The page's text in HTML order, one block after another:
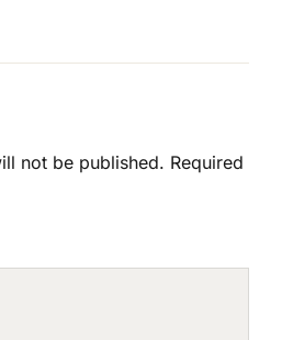
not be published. Required